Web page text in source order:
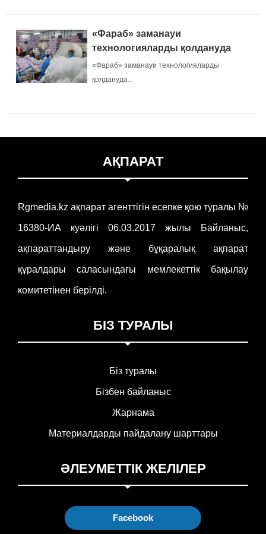
«Фараб» заманауи
технологияларды қолдануда
«Фараб» заманауи технологияларды
қолдануда...
АҚПАРАТ
Rgmedia.kz ақпарат агенттігін есепке қою туралы №
16380-ИА куәлігі 06.03.2017 жылы Байланыс,
ақпараттандыру және бұқаралық ақпарат
құралдары саласындағы мемлекеттік бақылау
комитетінен берілді.
БІЗ ТУРАЛЫ
Біз туралы
Бізбен байланыс
Жарнама
Материалдарды пайдалану шарттары
ӘЛЕУМЕТТІК ЖЕЛІЛЕР
Facebook